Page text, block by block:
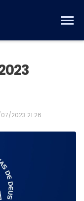
2023 21:26